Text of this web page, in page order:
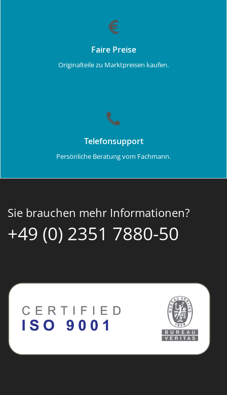
Faire Preise
Originalteile zu Marktpreisen kaufen.
Telefonsupport
Persönliche Beratung vom Fachmann.
Sie brauchen mehr Informationen?
+49 (0) 2351 7880-50